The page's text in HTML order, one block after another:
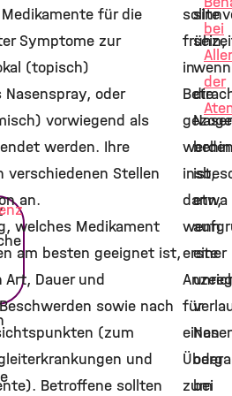
für die
Symptome zur
(topisch)
oder
vorwiegend als
werden. Ihre
verschiedenen Stellen
an.
welches Medikament
am besten geeignet ist,
Dauer und
sowie nach
(zum
und
Betroffene sollten
sollte
in
dann,
wenn
erste
für
einen
zum
sein,
wenn
die
ist,
etwa
einer
oder
bei
bei
der